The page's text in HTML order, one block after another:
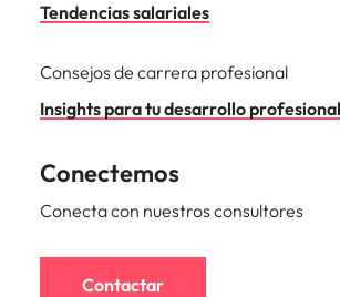
Tendencias salariales
Consejos de carrera profesional
Insights para tu desarrollo profesional
Conectemos
Conecta con nuestros consultores
Contactar